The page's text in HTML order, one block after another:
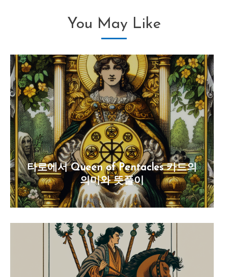
You May Like
타로에서 Queen of Pentacles 카드의
의미와 뜻풀이